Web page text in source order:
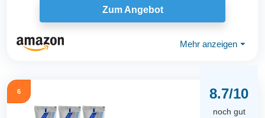
Zum Angebot
Mehr anzeigen ⏷
6 8.7/10
noch gut